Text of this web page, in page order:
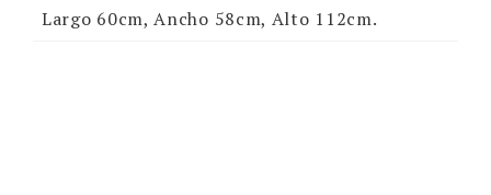
Largo 60cm, Ancho 58cm, Alto 112cm.